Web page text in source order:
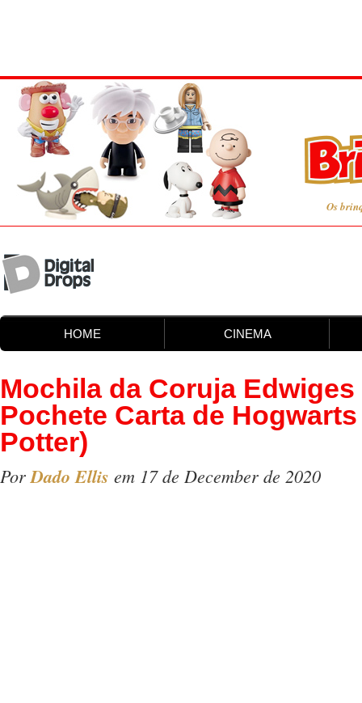
Os
HOME CINEMA
Mochila da Coruja
Pochete Carta de
Potter)
PorDado Ellis em 17 de December de 2020